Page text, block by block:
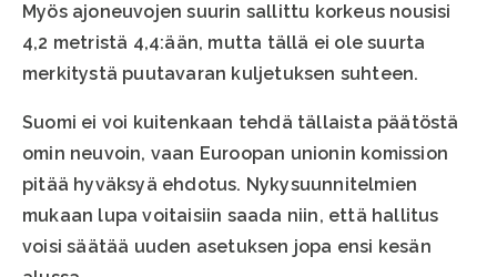
Myös ajoneuvojen suurin sallittu korkeus nousisi
4,2 metristä 4,4:ään, mutta tällä ei ole suurta
merkitystä puutavaran kuljetuksen suhteen.
Suomi ei voi kuitenkaan tehdä tällaista päätöstä
omin neuvoin, vaan Euroopan unionin komission
pitää hyväksyä ehdotus. Nykysuunnitelmien
mukaan lupa voitaisiin saada niin, että hallitus
voisi säätää uuden asetuksen jopa ensi kesän